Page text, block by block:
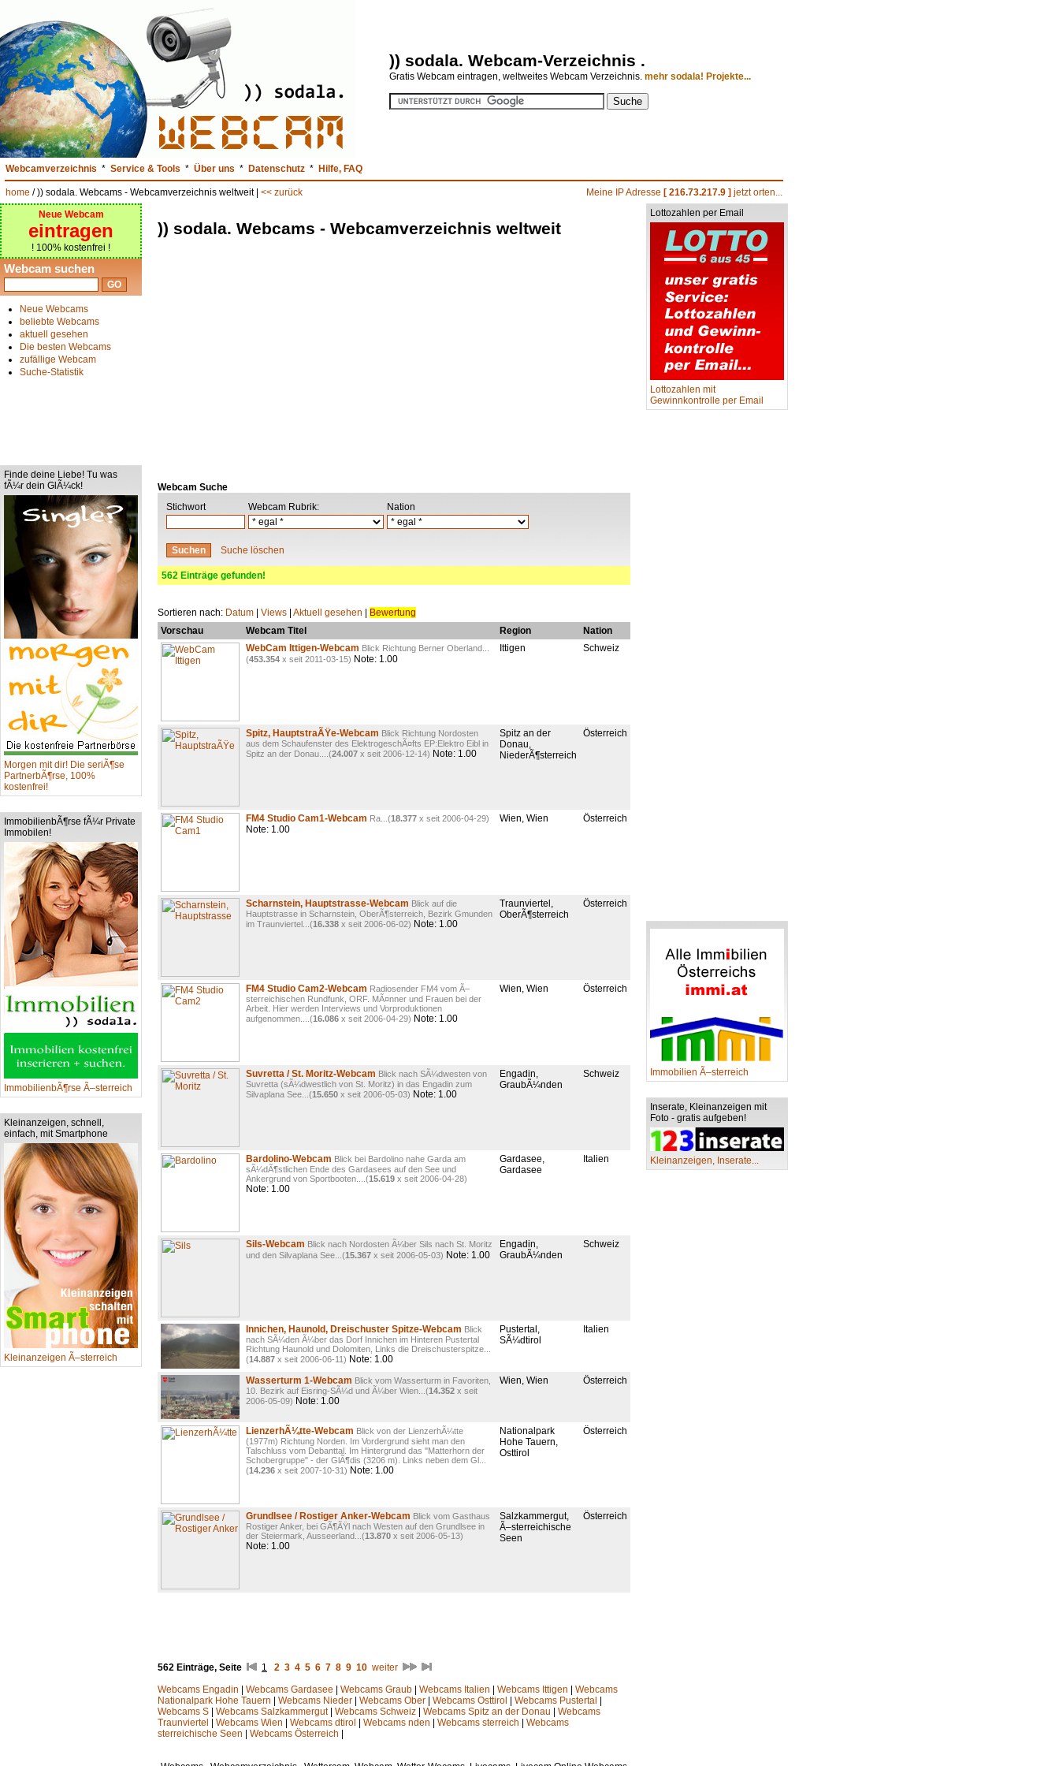
)) sodala. Webcam-Verzeichnis .
Gratis Webcam eintragen, weltweites Webcam Verzeichnis. mehr sodala! Projekte...
Webcamverzeichnis * Service & Tools * Über uns * Datenschutz * Hilfe, FAQ
home / )) sodala. Webcams - Webcamverzeichnis weltweit | << zurück Meine IP Adresse [ 216.73.217.9 ] jetzt orten...
Neue Webcam
eintragen
! 100% kostenfrei !
Webcam suchen
Neue Webcams
beliebte Webcams
aktuell gesehen
Die besten Webcams
zufällige Webcam
Suche-Statistik
Finde deine Liebe! Tu was
fÃ¼r dein GlÃ¼ck!
Morgen mit dir! Die seriÃ¶se
PartnerbÃ¶rse, 100%
kostenfrei!
ImmobilienbÃ¶rse fÃ¼r Private
Immobilen!
ImmobilienbÃ¶rse Ã–sterreich
Kleinanzeigen, schnell,
einfach, mit Smartphone
Kleinanzeigen Ã–sterreich
)) sodala. Webcams - Webcamverzeichnis weltweit
Webcam Suche
Stichwort
Webcam Rubrik: Nation
Suche löschen
562 Einträge gefunden!
Sortieren nach: Datum Views Aktuell gesehen
Bewertung
Vorschau
Webcam Titel Region
Nation
WebCam Ittigen-Webcam Blick Richtung Berner Oberland...
(453.354 x seit 2011-03-15) Note: 1.00
Ittigen Schweiz
Spitz, HauptstraÃŸe-Webcam Blick Richtung Nordosten
aus dem Schaufenster des ElektrogeschÃ¤fts EP:Elektro Eibl in
Spitz an der Donau....(24.007 x seit 2006-12-14) Note: 1.00
Spitz an der
Donau,
NiederÃ¶sterreich
Österreich
FM4 Studio Cam1-Webcam Ra...(18.377 x seit 2006-04-29)
Note: 1.00
Wien, Wien Österreich
Scharnstein, Hauptstrasse-Webcam Blick auf die
Hauptstrasse in Scharnstein, OberÃ¶sterreich, Bezirk Gmunden
im Traunviertel...(16.338 x seit 2006-06-02) Note: 1.00
Traunviertel,
OberÃ¶sterreich
Österreich
FM4 Studio Cam2-Webcam Radiosender FM4 vom Ã–
sterreichischen Rundfunk, ORF. MÃ¤nner und Frauen bei der
Arbeit. Hier werden Interviews und Vorproduktionen
aufgenommen....(16.086 x seit 2006-04-29) Note: 1.00
Wien, Wien Österreich
Suvretta / St. Moritz-Webcam Blick nach SÃ¼dwesten von
Suvretta (sÃ¼dwestlich von St. Moritz) in das Engadin zum
Silvaplana See...(15.650 x seit 2006-05-03) Note: 1.00
Engadin,
GraubÃ¼nden
Schweiz
Bardolino-Webcam Blick bei Bardolino nahe Garda am
sÃ¼dÃ¶stlichen Ende des Gardasees auf den See und
Ankergrund von Sportbooten....(15.619 x seit 2006-04-28)
Note: 1.00
Gardasee,
Gardasee
Italien
Sils-Webcam Blick nach Nordosten Ã¼ber Sils nach St. Moritz
und den Silvaplana See...(15.367 x seit 2006-05-03) Note: 1.00
Engadin,
GraubÃ¼nden
Schweiz
Innichen, Haunold, Dreischuster Spitze-Webcam Blick
nach SÃ¼den Ã¼ber das Dorf Innichen im Hinteren Pustertal
Richtung Haunold und Dolomiten, Links die Dreischusterspitze...
(14.887 x seit 2006-06-11) Note: 1.00
Pustertal,
SÃ¼dtirol
Italien
Wasserturm 1-Webcam Blick vom Wasserturm in Favoriten,
10. Bezirk auf Eisring-SÃ¼d und Ã¼ber Wien...(14.352 x seit
2006-05-09) Note: 1.00
Wien, Wien Österreich
LienzerhÃ¼tte-Webcam Blick von der LienzerhÃ¼tte
(1977m) Richtung Norden. Im Vordergrund sieht man den
Talschluss vom Debanttal. Im Hintergrund das "Matterhorn der
Schobergruppe" - der GlÃ¶dis (3206 m). Links neben dem Gl...
(14.236 x seit 2007-10-31) Note: 1.00
Nationalpark
Hohe Tauern,
Osttirol
Österreich
Grundlsee / Rostiger Anker-Webcam Blick vom Gasthaus
Rostiger Anker, bei GÃ¶ÃŸl nach Westen auf den Grundlsee in
der Steiermark, Ausseerland...(13.870 x seit 2006-05-13)
Note: 1.00
Salzkammergut,
Ã–sterreichische
Seen
Österreich
562 Einträge, Seite 1 2 3 4 5 6 7 8 9 10 weiter
Webcams Engadin
Webcams Gardasee Webcams Graub Webcams Italien Webcams Ittigen
Webcams
Nationalpark Hohe Tauern
Webcams Nieder Webcams Ober Webcams Osttirol Webcams Pustertal
Webcams S
Webcams Salzkammergut| Webcams Schweiz Webcams Spitz an der Donau
Webcams
Traunviertel
Webcams Wien Webcams dtirol Webcams nden Webcams sterreich
Webcams
sterreichische Seen
Webcams Österreich
Lottozahlen per Email
Lottozahlen mit
Gewinnkontrolle per Email
Immobilien Ã–sterreich
Inserate, Kleinanzeigen mit
Foto - gratis aufgeben!
Kleinanzeigen, Inserate...